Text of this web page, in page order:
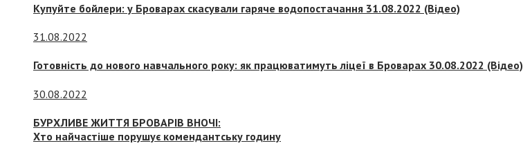
Купуйте бойлери: у Броварах скасували гаряче водопостачання 31.08.2022 (Відео)
31.08.2022
Готовність до нового навчального року: як працюватимуть ліцеї в Броварах 30.08.2022 (Відео)
30.08.2022
БУРХЛИВЕ ЖИТТЯ БРОВАРІВ ВНОЧІ:
Хто найчастіше порушує комендантську годину